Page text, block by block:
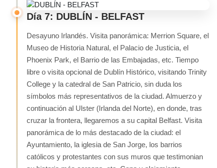
Día 7: DUBLÍN - BELFAST
Desayuno Irlandés. Visita panorámica: Merrion Square, el
Museo de Historia Natural, el Palacio de Justicia, el
Phoenix Park, el Barrio de las Embajadas, etc. Tiempo
libre o visita opcional de Dublín Histórico, visitando Trinity
College y la catedral de San Patricio, sin duda los
símbolos más representativos de la ciudad. Almuerzo y
continuación al Ulster (Irlanda del Norte), en donde, tras
cruzar la frontera, llegaremos a su capital Belfast. Visita
panorámica de lo más destacado de la ciudad: el
Ayuntamiento, la iglesia de San Jorge, los barrios
católicos y protestantes con sus muros que testimonian